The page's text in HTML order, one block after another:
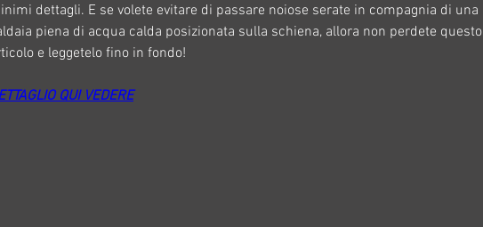
dettagli. E se volete evitare di passare noiose serate in compagnia di una
piena di acqua calda posizionata sulla schiena, allora non perdete questo
e leggetelo fino in fondo!
QUI VEDERE